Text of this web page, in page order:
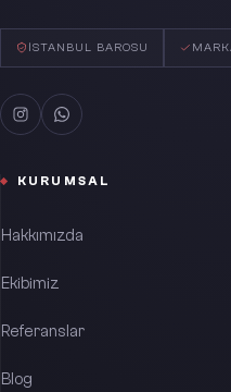
İSTANBUL BAROSU
KURUMSAL
Hakkımızda
Ekibimiz
Referanslar
Blog